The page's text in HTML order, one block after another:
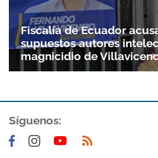
Fiscalía de Ecuador
supuestos autores
magnicidio de
Síguenos: